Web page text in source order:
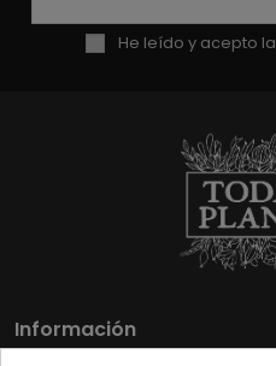
He leído y acepto la
Información